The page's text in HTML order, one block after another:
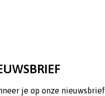
je op onze nieuwsbrief